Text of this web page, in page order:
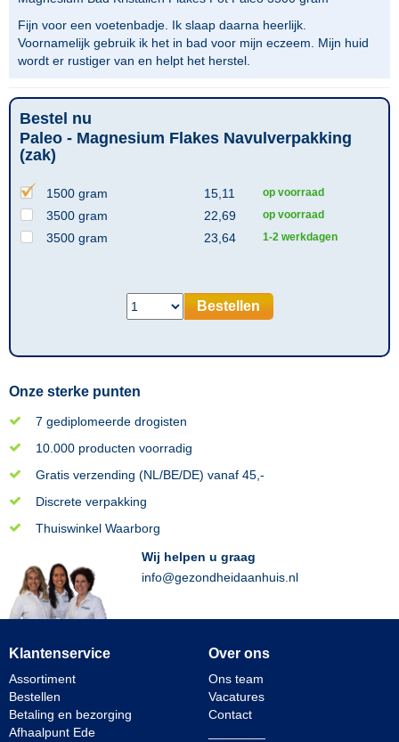
Fijn voor een voetenbadje. Ik slaap daarna heerlijk.
Voornamelijk gebruik ik het in bad voor mijn eczeem. Mijn huid
wordt er rustiger van en helpt het herstel.
Bestel nu
Paleo - Magnesium Flakes Navulverpakking
(zak)
1500 gram 15,11 op voorraad
3500 gram 22,69 op voorraad
3500 gram 23,64 1-2 werkdagen
Bestellen
Onze sterke punten
7 gediplomeerde drogisten
10.000 producten voorradig
Gratis verzending (NL/BE/DE) vanaf 45,-
Discrete verpakking
Thuiswinkel Waarborg
Wij helpen u graag
info@gezondheidaanhuis.nl
Klantenservice
Assortiment
Bestellen
Betaling en bezorging
Afhaalpunt Ede
Over ons
Ons team
Vacatures
Contact